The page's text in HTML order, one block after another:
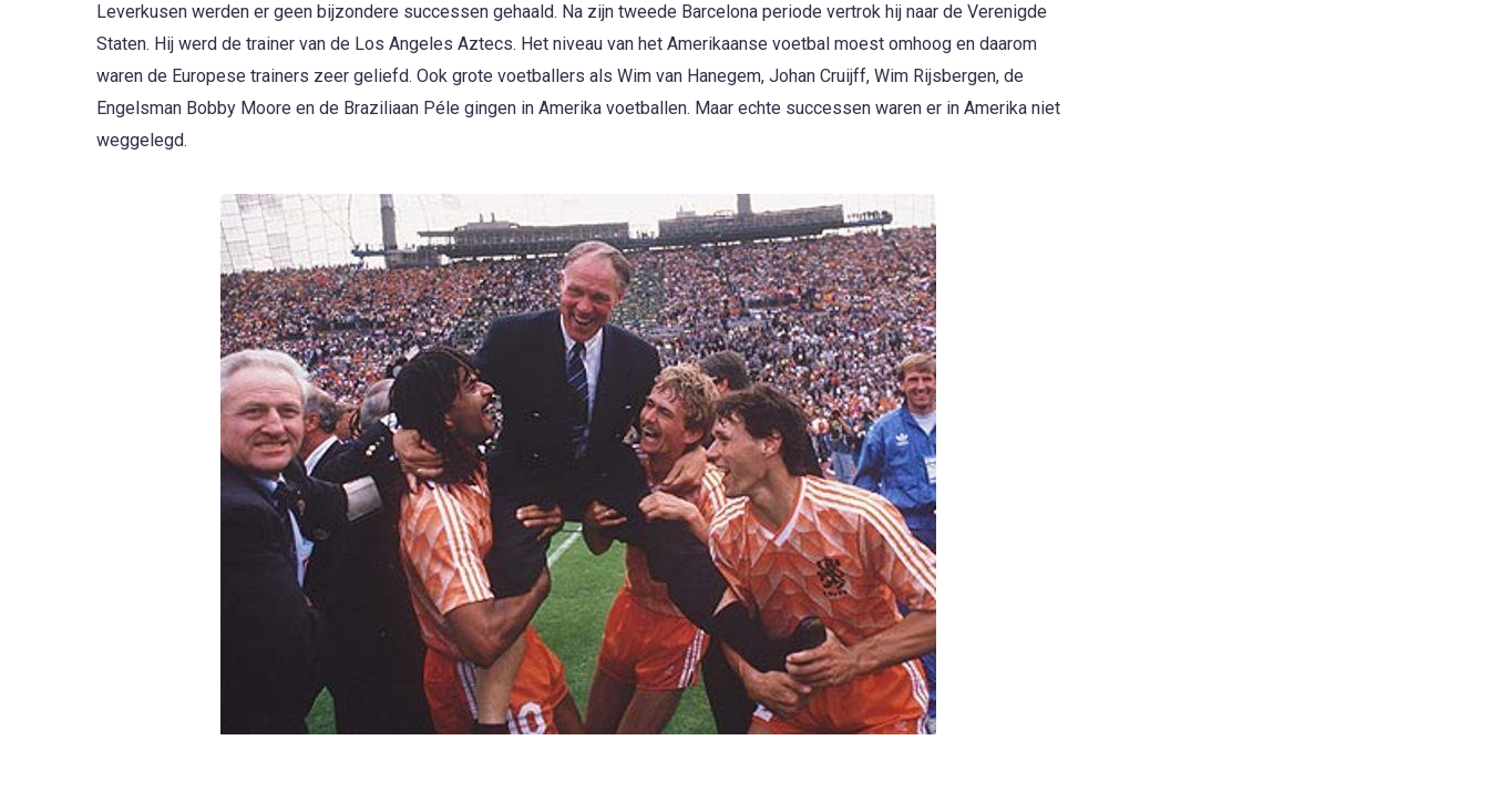
Leverkusen werden er geen bijzondere successen gehaald. Na zijn tweede Barcelona periode vertrok hij naar de Verenigde
Staten. Hij werd de trainer van de Los Angeles Aztecs. Het niveau van het Amerikaanse voetbal moest omhoog en daarom
waren de Europese trainers zeer geliefd. Ook grote voetballers als Wim van Hanegem, Johan Cruijff, Wim Rijsbergen, de
Engelsman Bobby Moore en de Braziliaan Péle gingen in Amerika voetballen. Maar echte successen waren er in Amerika niet
weggelegd.